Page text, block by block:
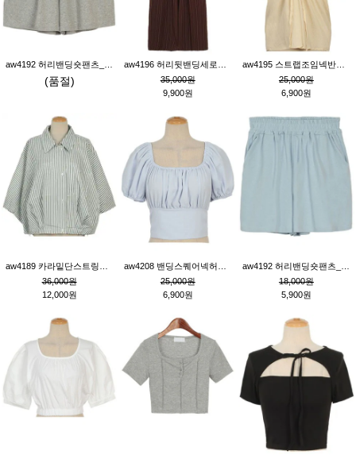
(품절)
35,000원
9,900원
25,000원
6,900원
36,000원
12,000원
25,000원
6,900원
18,000원
5,900원